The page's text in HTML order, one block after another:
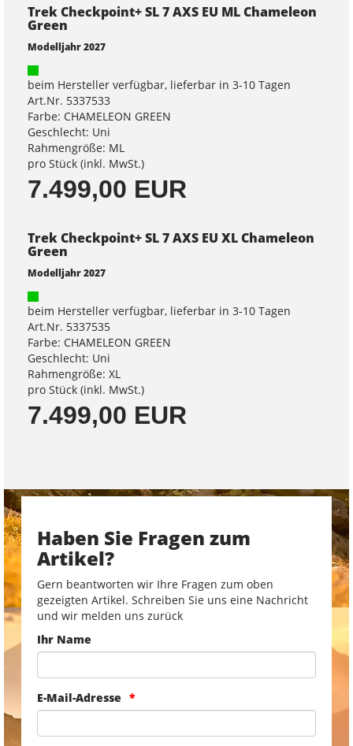
Trek Checkpoint+ SL 7 AXS EU ML Chameleon
Green
Modelljahr 2027
beim Hersteller verfügbar, lieferbar in 3-10 Tagen
Art.Nr. 5337533
Farbe: CHAMELEON GREEN
Geschlecht: Uni
Rahmengröße: ML
pro Stück (inkl. MwSt.)
7.499,00 EUR
Trek Checkpoint+ SL 7 AXS EU XL Chameleon
Green
Modelljahr 2027
beim Hersteller verfügbar, lieferbar in 3-10 Tagen
Art.Nr. 5337535
Farbe: CHAMELEON GREEN
Geschlecht: Uni
Rahmengröße: XL
pro Stück (inkl. MwSt.)
7.499,00 EUR
Haben Sie Fragen zum
Artikel?
Gern beantworten wir Ihre Fragen zum oben
gezeigten Artikel. Schreiben Sie uns eine Nachricht
und wir melden uns zurück
Ihr Name
E-Mail-Adresse